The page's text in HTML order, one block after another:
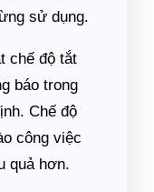
sử dụng.
chế độ tắt
báo trong
Chế độ
công việc
quả hơn.